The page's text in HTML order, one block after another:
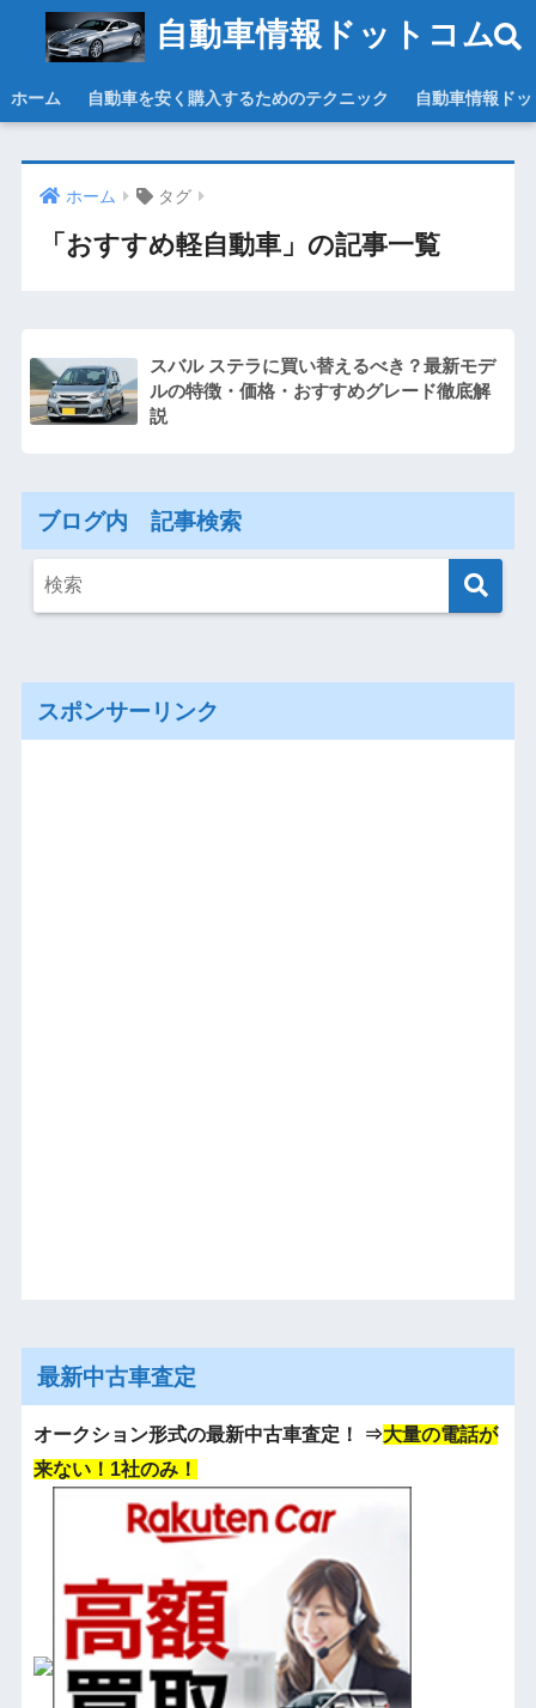
自動車情報ドットコム
ホーム 自動車を安く購入するためのテクニック 自動車情報ド
ホーム タグ
「おすすめ軽自動車」の記事一覧
スバル ステラに買い替えるべき？最新モデ
ルの特徴・価格・おすすめグレード徹底解
説
ブログ内 記事検索
スポンサーリンク
最新中古車査定
オークション形式の最新中古車査定！ ⇒大量の電話が
来ない！1社のみ！